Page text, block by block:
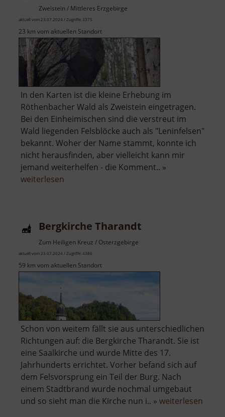
Zweistein / Mittleres Erzgebirge
aktuell vom 23.07.2024 / Zugriffe: 3375
23 km vom aktuellen Standort
In den Karten ist die kleine Erhebung im
Röthenbacher Wald als Zweistein eingetragen.
Bei den Einheimischen sind die verstreut im
Wald liegenden Felsblöcke auch als "Leninfelsen"
bekannt. Woher der Name stammt, konnte ich
nicht herausfinden, aber vielleicht kann mir
jemand weiterhelfen - die Komment.. »
weiterlesen
Bergkirche Tharandt
Zum Heiligen Kreuz / Osterzgebirge
aktuell vom 23.07.2024 / Zugriffe: 4386
59 km vom aktuellen Standort
Schon von weitem fällt sie aus unterschiedlichen
Richtungen auf: die Bergkirche Tharandt. Sie ist
eine Saalkirche und wurde Mitte des 17.
Jahrhunderts errichtet. Vorher befand sich auf
dem Felsvorsprung ein Teil der Burg. Nach
einem Stadtbrand wurde nochmal umgebaut
und so sieht man die Kirche nun i.. » weiterlesen